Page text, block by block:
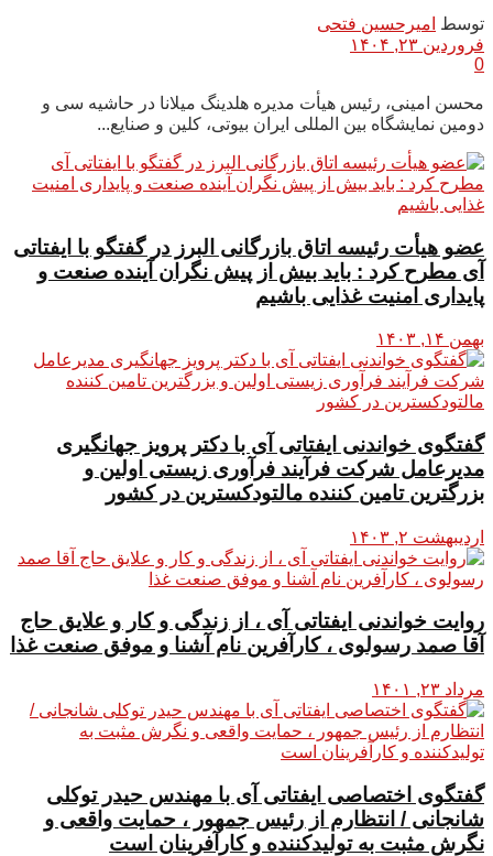
توسط امیرحسین فتحی
فروردین ۲۳, ۱۴۰۴
0
محسن امینی، رئیس هیأت مدیره هلدینگ میلانا در حاشیه سی و
دومین نمایشگاه بین المللی ایران بیوتی، کلین و صنایع...
عضو هیأت رئیسه اتاق بازرگانی البرز در گفتگو با ایفتاتی
آی مطرح کرد : باید بیش از پیش نگران آینده صنعت و
پایداری امنیت غذایی باشیم
بهمن ۱۴, ۱۴۰۳
گفتگوی خواندنی ایفتاتی آی با دکتر پرویز جهانگیری
مدیرعامل شرکت فرآیند فرآوری زیستی اولین و
بزرگترین تامین کننده مالتودکسترین در کشور
اردیبهشت ۲, ۱۴۰۳
روایت خواندنی ایفتاتی آی ، از زندگی و کار و علایق حاج
آقا صمد رسولوی ، کارآفرین نام آشنا و موفق صنعت غذا
مرداد ۲۳, ۱۴۰۱
گفتگوی اختصاصی ایفتاتی آی با مهندس حیدر توکلی
شانجانی / انتظارم از رئیس جمهور ، حمایت واقعی و
نگرش مثبت به تولیدکننده و کارآفرینان است